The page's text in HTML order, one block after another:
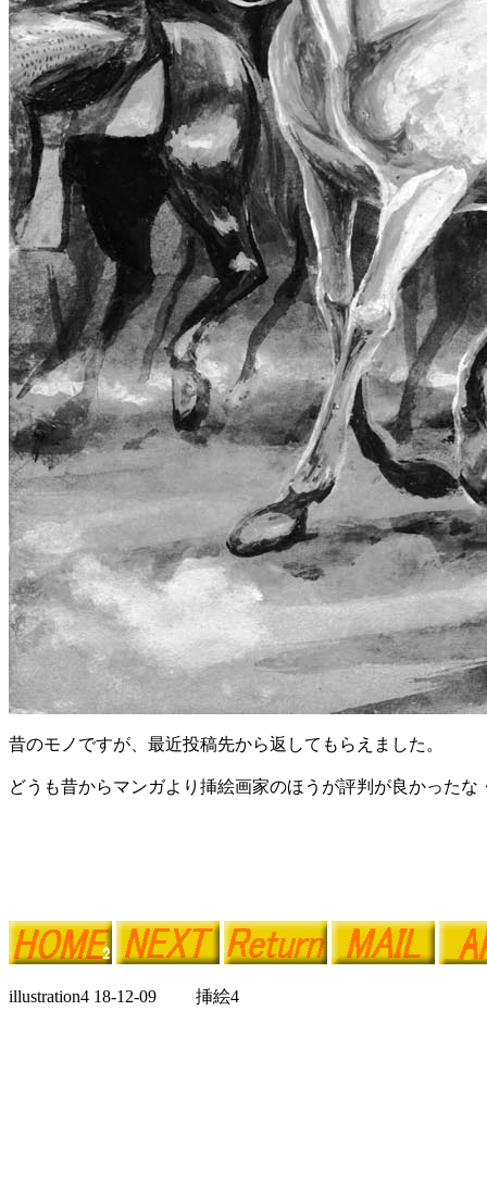
昔のモノですが、最近投稿先から返してもらえました。
どうも昔からマンガより挿絵画家のほうが評判が良かったな
illustration4 18-12-09 挿絵4